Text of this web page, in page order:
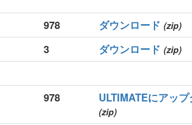
978 ダウンロード (zip)
3 ダウンロード (zip)
978 ULTIMATEにアッ
(zip)